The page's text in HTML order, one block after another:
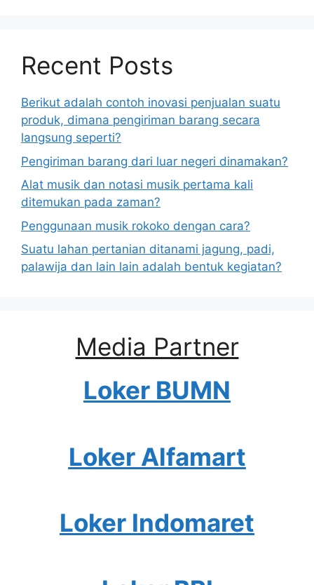
Recent Posts
Berikut adalah contoh inovasi penjualan suatu
produk, dimana pengiriman barang secara
langsung seperti?
Pengiriman barang dari luar negeri dinamakan?
Alat musik dan notasi musik pertama kali
ditemukan pada zaman?
Penggunaan musik rokoko dengan cara?
Suatu lahan pertanian ditanami jagung, padi,
palawija dan lain lain adalah bentuk kegiatan?
Media Partner
Loker BUMN
Loker Alfamart
Loker Indomaret